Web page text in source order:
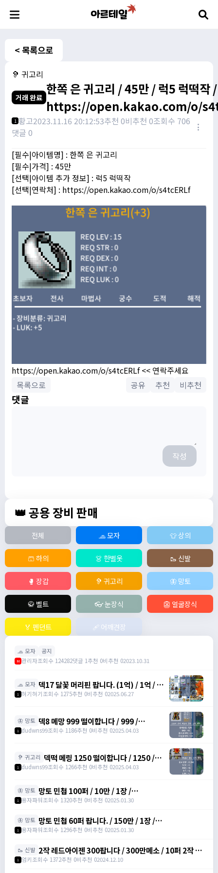
< 목록으로
🦻 귀고리
거래 완료
한쪽 은 귀고리 / 45만 / 럭5 럭떡작 /
https://open.kakao.com/o/
1 황고2023.11.16 20:12:53추천 0비추천 0조회수 706
댓글 0
[필수|아이템명] : 한쪽 은 귀고리
[필수|가격] : 45만
[선택|아이템 추가 정보] : 럭5 럭떡작
[선택|연락처] : https://open.kakao.com/o/s4tcERLf
https://open.kakao.com/o/s4tcERLf<< 연락주세요
목록으로
공유 추천 비추천
댓글
작성
👑 공용 장비 판매
전체 🧢 모자 👕 상의
🩳 하의 👗 한벌옷 🥾 신발
🥊 장갑 🦻 귀고리 🦋 망토
🥋 벨트 👓 눈장식 👺 얼굴장식
🏅 펜던트 🩹 어깨견장
🧢 모자 공지
M 관리자조회수 124282댓글 1추천 0비추천 02023.10.31
🧢 모자 덱17 달꽃 머리핀 팝니다. (1억) / 1억 / 덱
17 달꽃 머리핀 (완작) 싸게넘깁니다. /
1 혀기혀기조회수 1275추천 0비추천 02025.06.27
🦋 망토 덱8 메망 999 떨이합니다 / 999 /
https://open.kakao.com/o/gHP3Pfph
https://open.kakao.com/o/gHP3Pfph
1 dudwns99조회수 1186추천 0비추천 02025.04.03
🦻 귀고리 덱떡 메링 1250 떨이합니다 / 1250 /
https://open.kakao.com/o/gHP3Pfph
1 dudwns99조회수 1266추천 0비추천 02025.04.03
🦋 망토 망토 민첩 100퍼 / 10만 / 1장 /
https://open.kakao.com/o/gHVyhk2f
1 용자파워조회수 1320추천 0비추천 02025.01.30
🦋 망토 망토 민첩 60퍼 팝니다. / 150만 / 1장 /
https://open.kakao.com/o/gHVyhk2f
1 용자파워조회수 1296추천 0비추천 02025.01.30
🥾 신발 2작 레드아이젠 300팝니다 / 300만메소 / 10퍼 2작 /
https://open.kakao.com/o/srDmv3Wf
1 엄키조회수 1372추천 0비추천 02024.12.10